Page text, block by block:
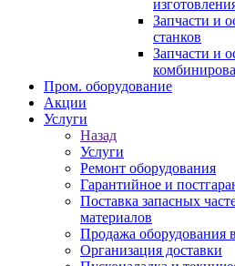
Запчасти и
станков
Запчасти и
Пром. оборудование
Акции
Услуги
Назад
Услуги
Ремонт оборудования
Гарантийное и
Поставка запасных
материалов
Продажа оборудования
Организация доставки